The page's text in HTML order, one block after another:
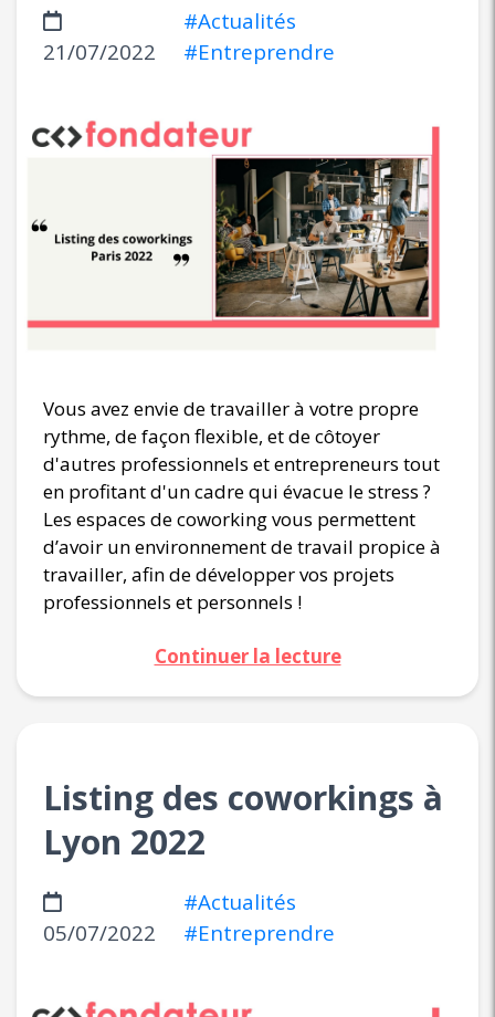
21/07/2022
#Actualités
#Entreprendre
Vous avez envie de travailler à votre propre
rythme, de façon flexible, et de côtoyer
d'autres professionnels et entrepreneurs tout
en profitant d'un cadre qui évacue le stress ?
Les espaces de coworking vous permettent
d’avoir un environnement de travail propice à
travailler, afin de développer vos projets
professionnels et personnels !
Continuer la lecture
Listing des coworkings à
Lyon 2022
05/07/2022
#Actualités
#Entreprendre